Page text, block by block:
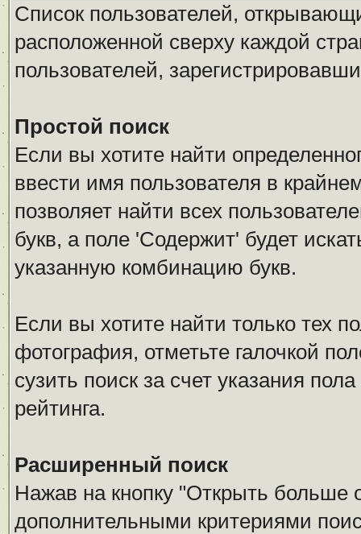
Список пользователей,
расположенной сверху каждой
пользователей,
Простой поиск
Если вы хотите найти
ввести имя пользователя в
позволяет найти всех
букв, а поле 'Содержит' будет
указанную комбинацию букв.
Если вы хотите найти только тех
фотография, отметьте галочкой
сузить поиск за счет указания
рейтинга.
Расширенный поиск
Нажав на кнопку "Открыть больше
дополнительными критериями